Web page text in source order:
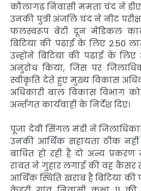
कौलागढ निवासी ममता चंद ने
उनकी पुत्री अंजलि चंद ने नीट
फलस्वरूप बेटी दून मेडिकल
बिटिया की पढाई के लिए 2.50
उन्होंने बिटिया की पढाई के
अनुरोध किया, जिस पर
स्वीकृति देते हुए मुख्य विकास
अधिकारी बाल विकास विभाग
अर्न्तगत कार्यवाही के निर्देश दिए।
पूजा देवी सिंगल मंडी ने
उनकी आर्थिक सहायता ठीक
बाधित हो रही है दो अन्य
रावत ने गुहार लगाई की वह कैंसर
आर्थिक स्थिति खराब है बिटिया की